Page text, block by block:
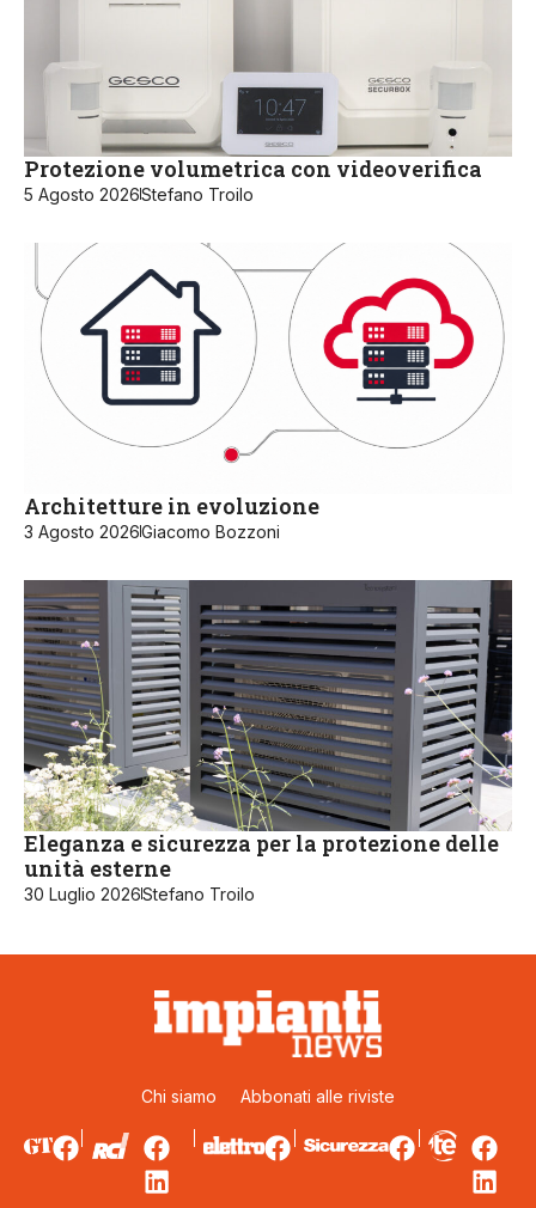
Protezione volumetrica con videoverifica
5 Agosto 2026Stefano Troilo
Architetture in evoluzione
3 Agosto 2026Giacomo Bozzoni
Eleganza e sicurezza per la protezione delle
unità esterne
30 Luglio 2026Stefano Troilo
Chi siamo Abbonati alle riviste